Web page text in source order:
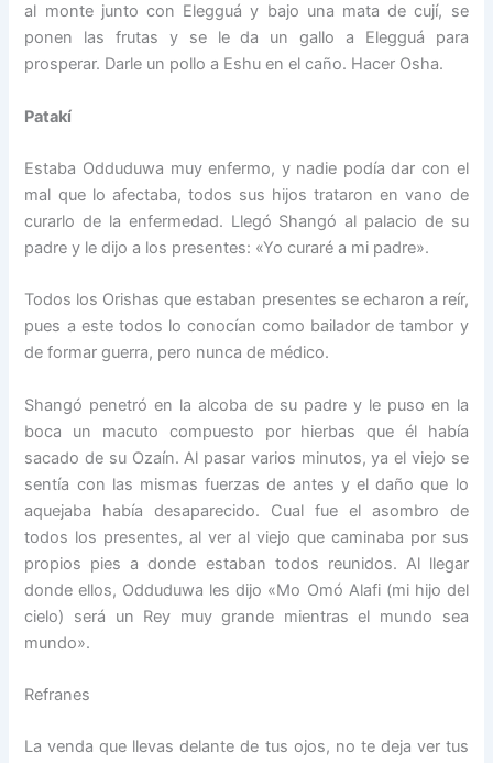
al monte junto con Elegguá y bajo una mata de cují, se
ponen las frutas y se le da un gallo a Elegguá para
prosperar. Darle un pollo a Eshu en el caño. Hacer Osha.
Patakí
Estaba Odduduwa muy enfermo, y nadie podía dar con el
mal que lo afectaba, todos sus hijos trataron en vano de
curarlo de la enfermedad. Llegó Shangó al palacio de su
padre y le dijo a los presentes: «Yo curaré a mi padre».
Todos los Orishas que estaban presentes se echaron a reír,
pues a este todos lo conocían como bailador de tambor y
de formar guerra, pero nunca de médico.
Shangó penetró en la alcoba de su padre y le puso en la
boca un macuto compuesto por hierbas que él había
sacado de su Ozaín. Al pasar varios minutos, ya el viejo se
sentía con las mismas fuerzas de antes y el daño que lo
aquejaba había desaparecido. Cual fue el asombro de
todos los presentes, al ver al viejo que caminaba por sus
propios pies a donde estaban todos reunidos. Al llegar
donde ellos, Odduduwa les dijo «Mo Omó Alafi (mi hijo del
cielo) será un Rey muy grande mientras el mundo sea
mundo».
Refranes
La venda que llevas delante de tus ojos, no te deja ver tus